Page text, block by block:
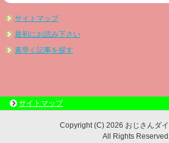
サイトマップ
最初にお読み下さい
素早く記事を探す
サイトマップ
Copyright (C) 2026 おじさんダイ
All Rights Reserved.